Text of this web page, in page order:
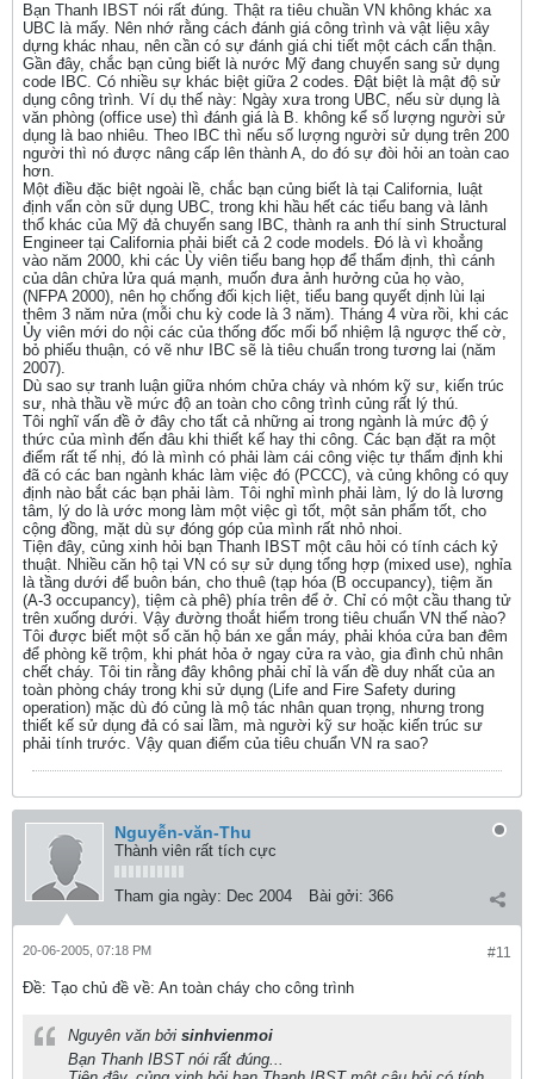
Bạn Thanh IBST nói rất đúng. Thật ra tiêu chuần VN không khác xa
UBC là mấy. Nên nhớ rằng cách đánh giá công trình và vật liệu xây
dựng khác nhau, nên cần có sự đánh giá chi tiết một cách cẩn thận.
Gần đây, chắc bạn củng biết là nước Mỹ đang chuyển sang sử dụng
code IBC. Có nhiều sự khác biệt giữa 2 codes. Đật biệt là mật độ sử
dụng công trình. Ví dụ thế này: Ngày xưa trong UBC, nếu sừ dụng là
văn phòng (office use) thì đánh giá là B. không kể số lượng người sử
dụng là bao nhiêu. Theo IBC thì nếu số lượng người sử dụng trên 200
người thì nó được nâng cấp lên thành A, do đó sự đòi hỏi an toàn cao
hơn.
Một điều đặc biệt ngoài lề, chắc bạn củng biết là tại California, luật
định vẩn còn sữ dụng UBC, trong khi hầu hết các tiểu bang và lảnh
thổ khác của Mỹ đả chuyển sang IBC, thành ra anh thí sinh Structural
Engineer tại California phải biết cả 2 code models. Đó là vì khoẳng
vào năm 2000, khi các Ùy viên tiểu bang họp để thẩm định, thì cánh
của dân chửa lửa quá mạnh, muốn đưa ảnh hưởng của họ vào,
(NFPA 2000), nên họ chống đối kịch liệt, tiểu bang quyết dịnh lùi lại
thêm 3 năm nửa (mỗi chu kỳ code là 3 năm). Tháng 4 vừa rồi, khi các
Ủy viên mới do nội các của thống đốc mối bổ nhiệm lậ ngược thế cờ,
bỏ phiếu thuận, có vẽ như IBC sẽ là tiêu chuẩn trong tương lai (năm
2007).
Dù sao sự tranh luận giữa nhóm chửa cháy và nhóm kỹ sư, kiến trúc
sư, nhà thầu về mức độ an toàn cho công trình củng rất lý thú.
Tôi nghĩ vấn đề ở đây cho tất cả những ai trong ngành là mức độ ý
thức của mình đến đâu khi thiết kế hay thi công. Các bạn đặt ra một
điểm rất tế nhị, đó là mình có phải làm cái công việc tự thẩm định khi
đã có các ban ngành khác làm việc đó (PCCC), và củng không có quy
định nào bắt các bạn phải làm. Tôi nghỉ mình phải làm, lý do là lương
tâm, lý do là ước mong làm một việc gì tốt, một sản phẩm tốt, cho
cộng đồng, mặt dù sự đóng góp của mình rất nhỏ nhoi.
Tiện đây, củng xinh hỏi bạn Thanh IBST một câu hỏi có tính cách kỷ
thuật. Nhiều căn hộ tại VN có sự sử dụng tổng hợp (mixed use), nghỉa
là tầng dưới để buôn bán, cho thuê (tạp hóa (B occupancy), tiệm ăn
(A-3 occupancy), tiệm cà phê) phía trên để ở. Chỉ có một cầu thang tử
trên xuống dưới. Vậy đường thoắt hiểm trong tiêu chuẩn VN thế nào?
Tôi được biết một số căn hộ bán xe gắn máy, phải khóa cửa ban đêm
để phòng kẽ trộm, khi phát hỏa ở ngay cửa ra vào, gia đình chủ nhân
chết cháy. Tôi tin rằng đây không phải chỉ là vấn đề duy nhất của an
toàn phòng cháy trong khi sử dụng (Life and Fire Safety during
operation) mặc dù đó củng là mộ tác nhân quan trọng, nhưng trong
thiết kế sử dụng đả có sai lầm, mà người kỹ sư hoặc kiến trúc sư
phải tính trước. Vậy quan điểm của tiêu chuẩn VN ra sao?
Nguyễn-văn-Thu
Thành viên rất tích cực
Tham gia ngày: Dec 2004 Bài gởi: 366
#11
20-06-2005, 07:18 PM
Ðề: Tạo chủ đề về: An toàn cháy cho công trình
Nguyên văn bởi sinhvienmoi
Bạn Thanh IBST nói rất đúng...